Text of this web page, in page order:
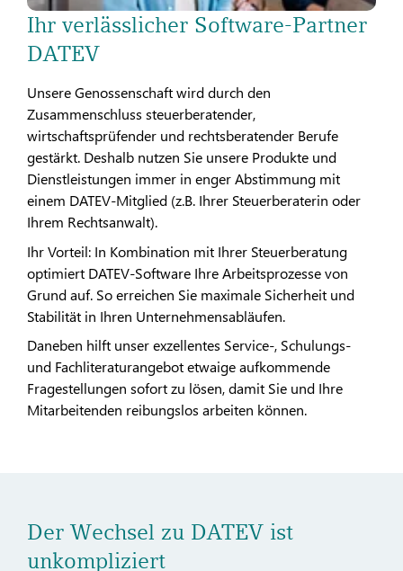
Ihr verlässlicher Software-Partner
DATEV
Unsere Genossenschaft wird durch den
Zusammenschluss steuerberatender,
wirtschaftsprüfender und rechtsberatender Berufe
gestärkt. Deshalb nutzen Sie unsere Produkte und
Dienstleistungen immer in enger Abstimmung mit
einem DATEV-Mitglied (z.B. Ihrer Steuerberaterin oder
Ihrem Rechtsanwalt).
Ihr Vorteil: In Kombination mit Ihrer Steuerberatung
optimiert DATEV-Software Ihre Arbeitsprozesse von
Grund auf. So erreichen Sie maximale Sicherheit und
Stabilität in Ihren Unternehmensabläufen.
Daneben hilft unser exzellentes Service-, Schulungs-
und Fachliteraturangebot etwaige aufkommende
Fragestellungen sofort zu lösen, damit Sie und Ihre
Mitarbeitenden reibungslos arbeiten können.
Der Wechsel zu DATEV ist
unkompliziert